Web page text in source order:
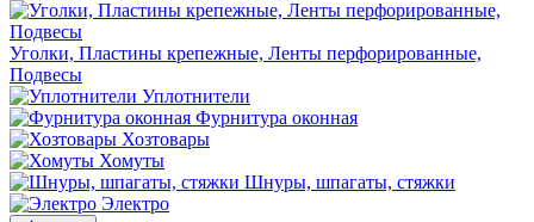
Уголки, Пластины крепежные, Ленты перфорированные,
Подвесы
Уплотнители
Фурнитура оконная
Хозтовары
Хомуты
Шнуры, шпагаты, стяжки
Электро